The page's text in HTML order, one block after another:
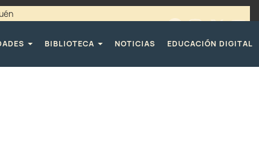
BIBLIOTECA NOTICIAS EDUCACIÓN DIGITAL